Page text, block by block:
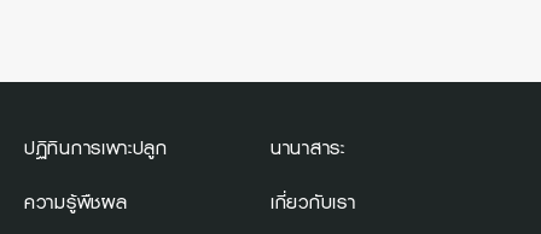
ปฏิทินการเพาะปลูก
ความรู้พืชผล
นานาสาระ
เกี่ยวกับเรา